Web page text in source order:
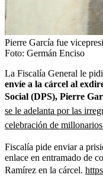
Pierre García fue
Foto: Germán Enciso
La Fiscalía General le
envíe a la cárcel al
Social (DPS), Pierre
se le adelanta por las
celebración de
Fiscalía pide enviar a
enlace en entramado de
Ramírez en la cárcel.